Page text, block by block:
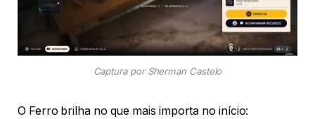
Captura por Sherman Castelo
O Ferro brilha no que mais importa no início: